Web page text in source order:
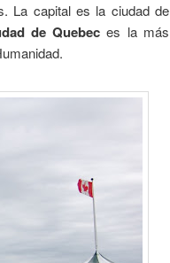
La capital es la ciudad de
de Quebec es la más